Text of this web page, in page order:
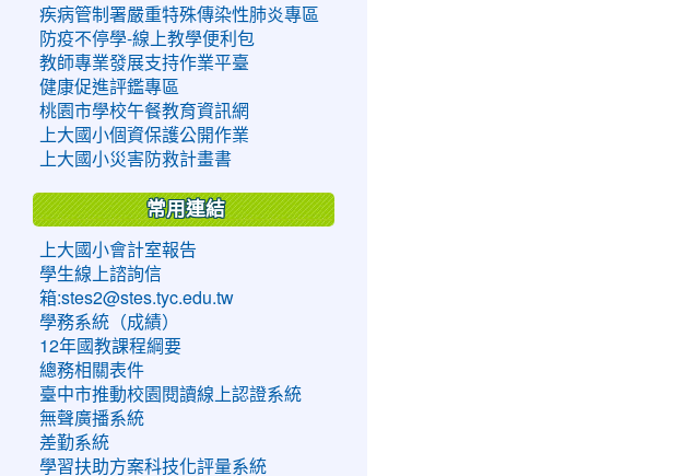
疾病管制署嚴重特殊傳染性肺炎專區
防疫不停學-線上教學便利包
教師專業發展支持作業平臺
健康促進評鑑專區
桃園市學校午餐教育資訊網
上大國小個資保護公開作業
上大國小災害防救計畫書
常用連結
上大國小會計室報告
學生線上諮詢信
箱:stes2@stes.tyc.edu.tw
學務系統（成績）
12年國教課程綱要
總務相關表件
臺中市推動校園閱讀線上認證系統
無聲廣播系統
差勤系統
學習扶助方案科技化評量系統